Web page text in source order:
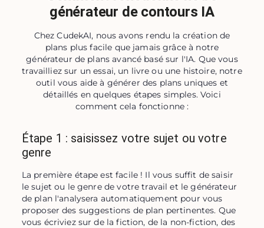
générateur de contours IA
Chez CudekAI, nous avons rendu la création de
plans plus facile que jamais grâce à notre
générateur de plans avancé basé sur l'IA. Que vous
travailliez sur un essai, un livre ou une histoire, notre
outil vous aide à générer des plans uniques et
détaillés en quelques étapes simples. Voici
comment cela fonctionne :
Étape 1 : saisissez votre sujet ou votre
genre
La première étape est facile ! Il vous suffit de saisir
le sujet ou le genre de votre travail et le générateur
de plan l'analysera automatiquement pour vous
proposer des suggestions de plan pertinentes. Que
vous écriviez sur de la fiction, de la non-fiction, des